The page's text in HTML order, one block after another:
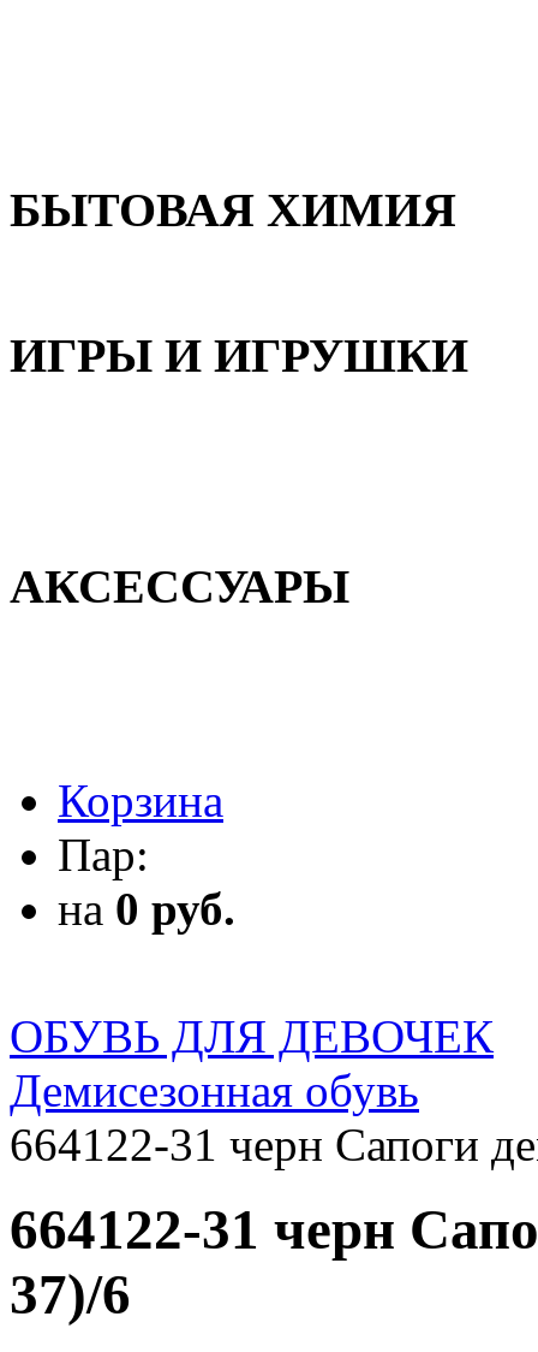
БЫТОВАЯ ХИМИЯ
ИГРЫ И ИГРУШКИ
АКСЕССУАРЫ
Корзина
Пар:
на 0 руб.
ОБУВЬ ДЛЯ ДЕВОЧЕК
Демисезонная обувь
664122-31 черн Сапоги
664122-31 черн
37)/6